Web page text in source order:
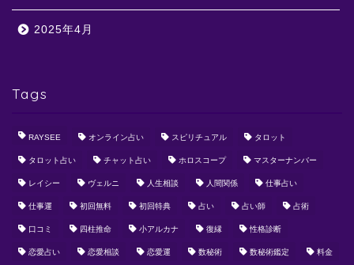
2025年4月
Tags
RAYSEE オンライン占い スピリチュアル タロット
タロット占い チャット占い ホロスコープ マスターナンバー
レイシー ヴェルニ 人生相談 人間関係 仕事占い
仕事運 初回無料 初回特典 占い 占い師 占術
口コミ 四柱推命 小アルカナ 復縁 性格診断
恋愛占い 恋愛相談 恋愛運 数秘術 数秘術鑑定 料金